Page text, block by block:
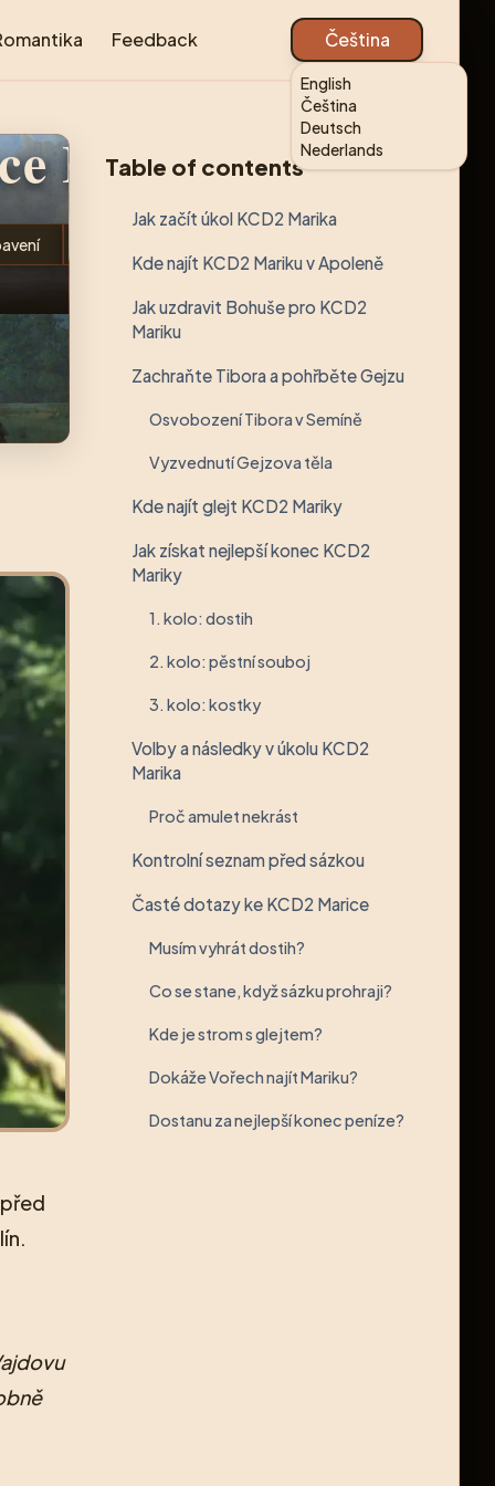
Feedback Čeština
English
Čeština
Deutsch
Nederlands
IITable of contents
Jak začít úkol KCD2 Marika
Kde najít KCD2 Mariku v Apoleně
Jak uzdravit Bohuše pro KCD2
Mariku
Zachraňte Tibora a pohřběte Gejzu
Osvobození Tibora v Semíně
Vyzvednutí Gejzova těla
Kde najít glejt KCD2 Mariky
Jak získat nejlepší konec KCD2
Mariky
1. kolo: dostih
2. kolo: pěstní souboj
3. kolo: kostky
Volby a následky v úkolu KCD2
Marika
Proč amulet nekrást
Kontrolní seznam před sázkou
Časté dotazy ke KCD2 Marice
Musím vyhrát dostih?
Co se stane, když sázku prohraji?
Kde je strom s glejtem?
Dokáže Vořech najít Mariku?
Dostanu za nejlepší konec peníze?